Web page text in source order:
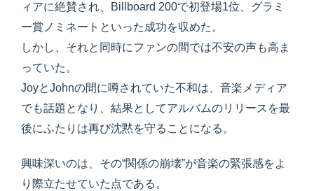
ィアに絶賛され、Billboard 200で初登場1位、グラミ
ー賞ノミネートといった成功を収めた。
しかし、それと同時にファンの間では不安の声も高ま
っていた。
JoyとJohnの間に噂されていた不和は、音楽メディア
でも話題となり、結果としてアルバムのリリースを最
後にふたりは再び沈黙を守ることになる。
興味深いのは、その“関係の崩壊”が音楽の緊張感をよ
り際立たせていた点である。